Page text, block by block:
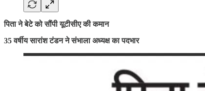
पिता ने बेटे को सौंपी यूटीसीए की कमान
35 वर्षीय सारांश टंडन ने संभाला अध्यक्ष का पदभार